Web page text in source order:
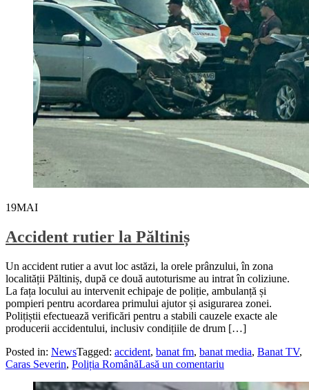
19MAI
Accident rutier la Păltiniș
Un accident rutier a avut loc astăzi, la orele prânzului, în zona
localității Păltiniș, după ce două autoturisme au intrat în coliziune.
La fața locului au intervenit echipaje de poliție, ambulanță și
pompieri pentru acordarea primului ajutor și asigurarea zonei.
Polițiștii efectuează verificări pentru a stabili cauzele exacte ale
producerii accidentului, inclusiv condițiile de drum […]
Posted in: NewsTagged: accident, banat fm, banat media, Banat TV,
Caras Severin, Poliția RomânăLasă un comentariu